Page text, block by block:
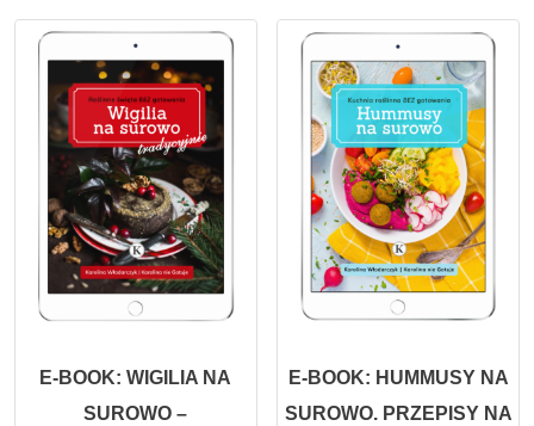
E-BOOK: WIGILIA NA
SUROWO –
E-BOOK: HUMMUSY NA
SUROWO. PRZEPISY NA